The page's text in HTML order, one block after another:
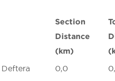
Section
Distance
(km)
Deftera
0,0